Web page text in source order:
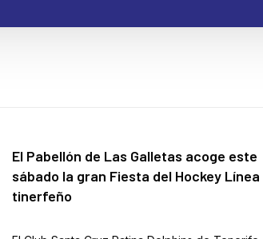
Patinaje artísticoElecciones
El Pabellón de Las Galletas acoge este
sábado la gran Fiesta del Hockey Línea
tinerfeño